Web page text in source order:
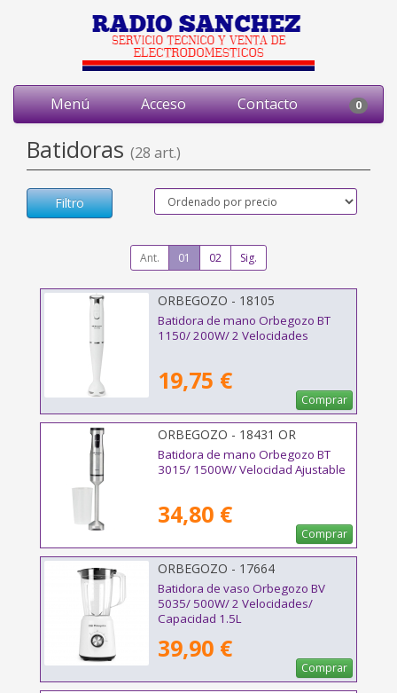
Menú Acceso Contacto 0
Batidoras (28 art.)
Filtro
Ant. 01 02 Sig.
ORBEGOZO - 18105
Batidora de mano Orbegozo BT
1150/ 200W/ 2 Velocidades
19,75 €
Comprar
ORBEGOZO - 18431 OR
Batidora de mano Orbegozo BT
3015/ 1500W/ Velocidad Ajustable
34,80 €
Comprar
ORBEGOZO - 17664
Batidora de vaso Orbegozo BV
5035/ 500W/ 2 Velocidades/
Capacidad 1.5L
39,90 €
Comprar